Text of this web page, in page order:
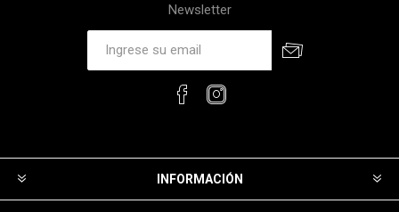
Newsletter
INFORMACIÓN